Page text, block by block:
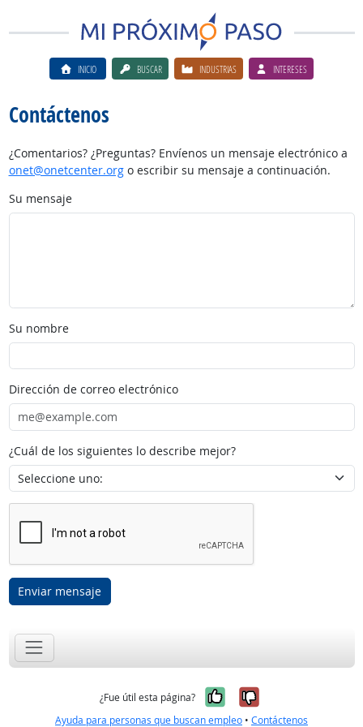
INICIO BUSCAR INDUSTRIAS INTERESES
Contáctenos
¿Comentarios? ¿Preguntas? Envíenos un mensaje electrónico a
onet@onetcenter.orgo escribir su mensaje a continuación.
Su mensaje
Su nombre
Dirección de correo electrónico
¿Cuál de los siguientes lo describe mejor?
Enviar mensaje
¿Fue útil esta página? Sí, fue útil
No, no fue
Ayuda para personas que buscan empleo • Contáctenos